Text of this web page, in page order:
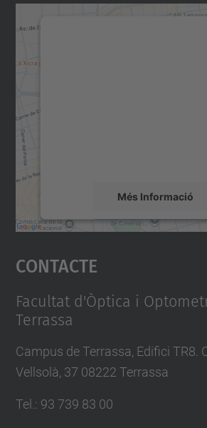
Més Informació
Accepta
powered by
Contacte
Facultat d'Òptica i
Terrassa
Campus de Terrassa, Edifici TR8.
Vellsolà, 37 08222 Terrassa
Tel. : 93 739 83 00